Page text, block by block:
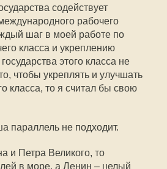
содействует
рабочего
шаг в моей работе по
класса и укреплению
этого класса не
чтобы укреплять и улучшать
класса, то я считал бы свою
параллель не подходит.
и Петра Великого, то
в море, а Ленин – целый